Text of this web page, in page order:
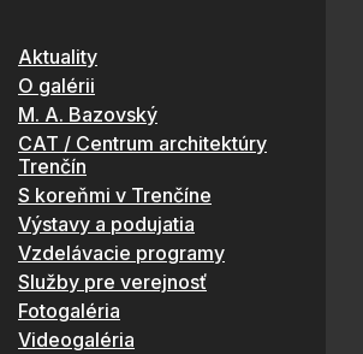
Aktuality
O galérii
M. A. Bazovský
CAT / Centrum architektúry
Trenčín
S koreňmi v Trenčíne
Výstavy a podujatia
Vzdelávacie programy
Služby pre verejnosť
Fotogaléria
Videogaléria